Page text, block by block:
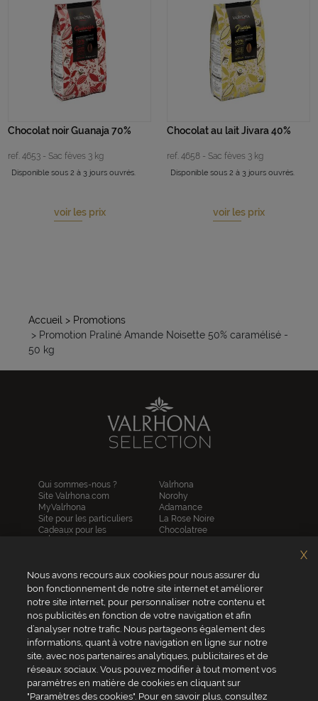
Chocolat noir Guanaja 70%
ref. 4653 - Sac fèves 3 kg
Disponible sous 2 à 3 jours ouvrés.
voir les prix
Chocolat au lait Jivara 40%
ref. 4658 - Sac fèves 3 kg
Disponible sous 2 à 3 jours ouvrés.
voir les prix
Accueil > Promotions
> Promotion Praliné Amande Noisette 50% caramélisé -
50 kg
Qui sommes-nous ?
Site Valrhona.com
MyValrhona
Site pour les particuliers
Cadeaux pour les
entreprises
Contactez-nous
Valrhona
Norohy
Adamance
La Rose Noire
Chocolatree
Republica del cacao
Service client
04 75 07 51 51
Du lundi au jeudi : 8h - 18h
Le vendredi : 8h - 17h
Nous avons recours aux cookies pour nous assurer du
bon fonctionnement de notre site internet et améliorer
notre site internet, pour personnaliser notre contenu et
nos publicités en fonction de votre navigation et afin
d’analyser notre trafic. Nous partageons également des
informations, quant à votre navigation en ligne sur notre
site, avec nos partenaires analytiques, publicitaires et de
réseaux sociaux. Vous pouvez modifier à tout moment vos
paramètres en matière de cookies en cliquant sur
"Paramètres des cookies". Pour en savoir plus, consultez
X